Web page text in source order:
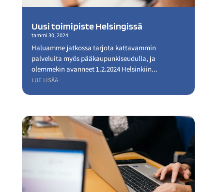
Uusi toimipiste Helsingissä
tammi 30, 2024
Haluamme jatkossa tarjota kattavammin
palveluita myös pääkaupunkiseudulla, ja
olemmekin avanneet 1.2.2024 Helsinkiin...
LUE LISÄÄ